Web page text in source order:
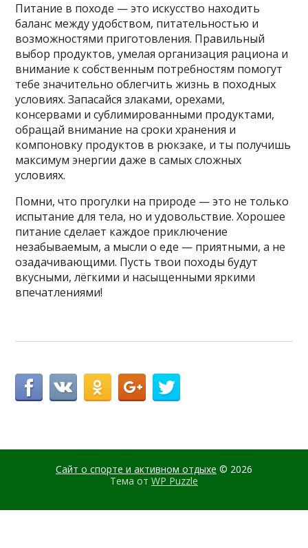
Питание в походе — это искусство находить
баланс между удобством, питательностью и
возможностями приготовления. Правильный
выбор продуктов, умелая организация рациона и
внимание к собственным потребностям помогут
тебе значительно облегчить жизнь в походных
условиях. Запасайся злаками, орехами,
консервами и сублимированными продуктами,
обращай внимание на сроки хранения и
компоновку продуктов в рюкзаке, и ты получишь
максимум энергии даже в самых сложных
условиях.
Помни, что прогулки на природе — это не только
испытание для тела, но и удовольствие. Хорошее
питание сделает каждое приключение
незабываемым, а мысли о еде — приятными, а не
озадачивающими. Пусть твои походы будут
вкусными, лёгкими и насыщенными яркими
впечатлениями!
Сайт о спорте и активном отдыхе © 2026
Тема от WP Puzzle